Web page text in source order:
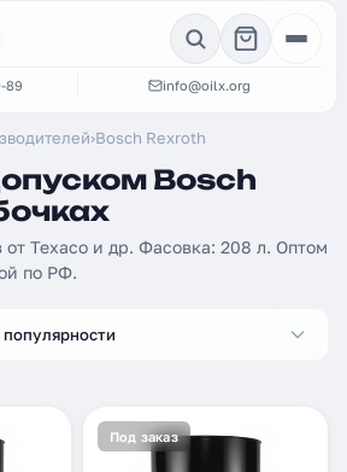
89 info@oilx.org
›Bosch Rexroth
Bosch
от Texaco и др. Фасовка: 208 л. Оптом
по РФ.
Под заказ